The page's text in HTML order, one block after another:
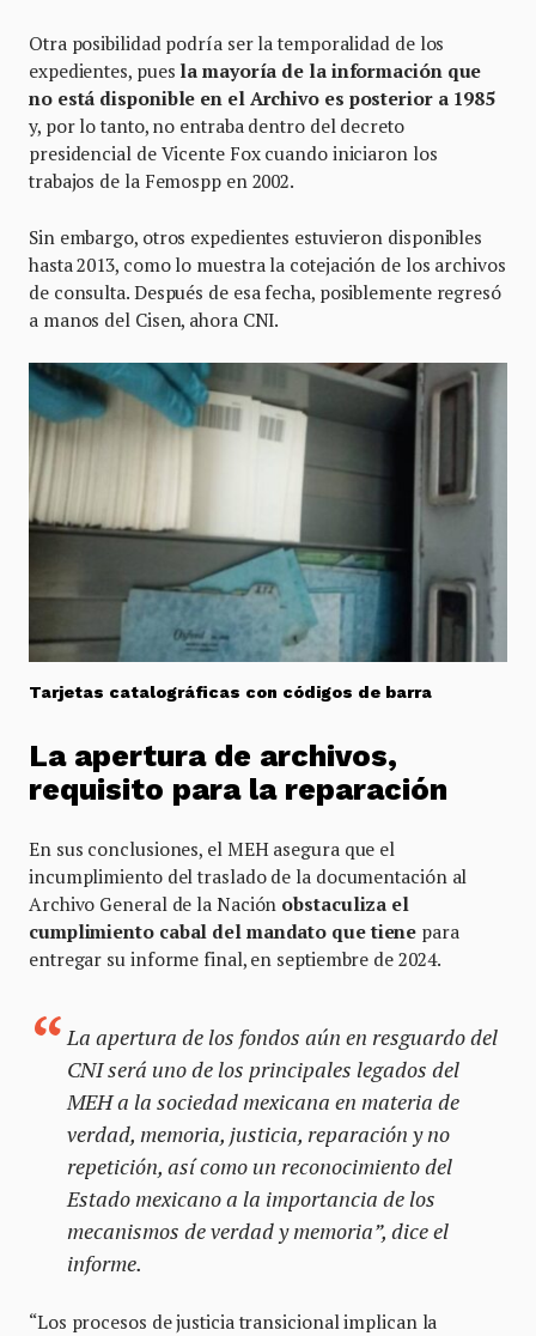
Otra posibilidad podría ser la temporalidad de los
expedientes, pues la mayoría de la información que
no está disponible en el Archivo es posterior a 1985
y, por lo tanto, no entraba dentro del decreto
presidencial de Vicente Fox cuando iniciaron los
trabajos de la Femospp en 2002.
Sin embargo, otros expedientes estuvieron disponibles
hasta 2013, como lo muestra la cotejación de los archivos
de consulta. Después de esa fecha, posiblemente regresó
a manos del Cisen, ahora CNI.
Tarjetas catalográficas con códigos de barra
La apertura de archivos,
requisito para la reparación
En sus conclusiones, el MEH asegura que el
incumplimiento del traslado de la documentación al
Archivo General de la Nación obstaculiza el
cumplimiento cabal del mandato que tiene para
entregar su informe final, en septiembre de 2024.
La apertura de los fondos aún en resguardo del
CNI será uno de los principales legados del
MEH a la sociedad mexicana en materia de
verdad, memoria, justicia, reparación y no
repetición, así como un reconocimiento del
Estado mexicano a la importancia de los
mecanismos de verdad y memoria”, dice el
informe.
“Los procesos de justicia transicional implican la